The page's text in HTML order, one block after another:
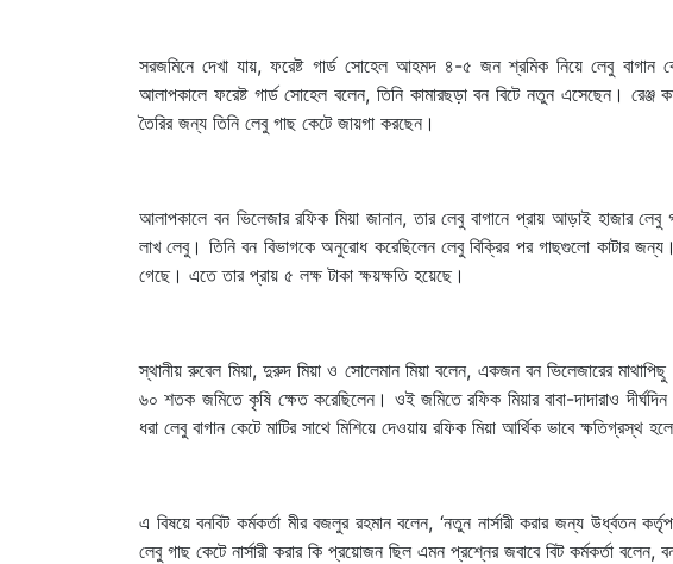
সরজমিনে দেখা যায়, ফরেষ্ট গার্ড সোহেল আহমদ ৪-৫ জন শ্রমিক নিয়ে লেবু
আলাপকালে ফরেষ্ট গার্ড সোহেল বলেন, তিনি কামারছড়া বন বিটে নতুন এসেছেন। রেঞ্জ
তৈরির জন্য তিনি লেবু গাছ কেটে জায়গা করছেন।
আলাপকালে বন ভিলেজার রফিক মিয়া জানান, তার লেবু বাগানে প্রায় আড়াই হাজার
লাখ লেবু। তিনি বন বিভাগকে অনুরোধ করেছিলেন লেবু বিক্রির পর গাছগুলো কাটার জন্য।
গেছে। এতে তার প্রায় ৫ লক্ষ টাকা ক্ষয়ক্ষতি হয়েছে।
স্থানীয় রুবেল মিয়া, দুরুদ মিয়া ও সোলেমান মিয়া বলেন, একজন বন ভিলেজারের
৬০ শতক জমিতে কৃষি ক্ষেত করেছিলেন। ওই জমিতে রফিক মিয়ার বাবা-দাদারাও
ধরা লেবু বাগান কেটে মাটির সাথে মিশিয়ে দেওয়ায় রফিক মিয়া আর্থিক ভাবে ক্ষতিগ্রস্থ
এ বিষয়ে বনবিট কর্মকর্তা মীর বজলুর রহমান বলেন, ‘নতুন নার্সারী করার জন্য উর্ধ্বতন
লেবু গাছ কেটে নার্সারী করার কি প্রয়োজন ছিল এমন প্রশ্নের জবাবে বিট কর্মকর্তা